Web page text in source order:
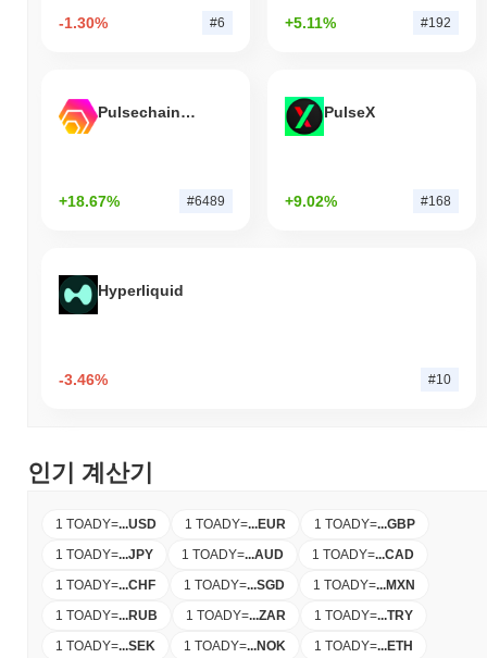
-1.30% #6 +5.11% #192
Pulsechain Bridged HEX (Pulsechain)
+18.67% #6489
PulseX
+9.02% #168
Hyperliquid
-3.46% #10
인기 계산기
1 TOADY=...USD 1 TOADY=...EUR 1 TOADY=...GBP
1 TOADY=...JPY 1 TOADY=...AUD 1 TOADY=...CAD
1 TOADY=...CHF 1 TOADY=...SGD 1 TOADY=...MXN
1 TOADY=...RUB 1 TOADY=...ZAR 1 TOADY=...TRY
1 TOADY=...SEK 1 TOADY=...NOK 1 TOADY=...ETH